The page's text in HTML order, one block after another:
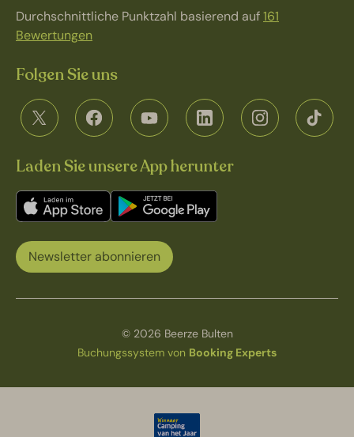
Durchschnittliche Punktzahl basierend auf161
Bewertungen
Folgen Sie uns
Laden Sie unsere App herunter
Newsletter abonnieren
© 2026 Beerze Bulten
Buchungssystem von Booking Experts